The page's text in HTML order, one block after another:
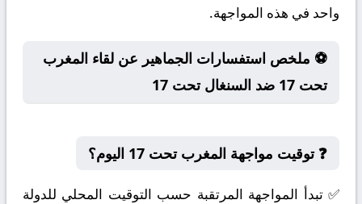
واحد في هذه المواجهة.
⚽ ملخص استفسارات الجماهير عن لقاء المغرب
تحت 17 ضد السنغال تحت 17
❓ توقيت مواجهة المغرب تحت 17 اليوم؟
✅ تبدأ المواجهة المرتقبة حسب التوقيت المحلي للدولة